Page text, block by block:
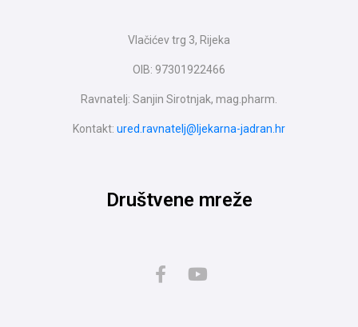
Vlačićev trg 3, Rijeka
OIB: 97301922466
Ravnatelj: Sanjin Sirotnjak, mag.pharm.
Kontakt: ured.ravnatelj@ljekarna-jadran.hr
Društvene mreže